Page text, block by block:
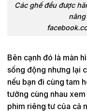
Các ghế đều được
Bên cạnh đó là màn
sống động nhưng lại
nếu bạn đi cùng tam
tưởng cùng nhau
phim riêng tư của cả